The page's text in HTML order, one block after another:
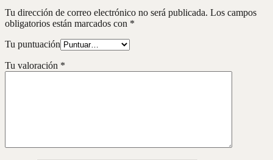
Tu dirección de correo electrónico no será publicada. Los campos
obligatorios están marcados con *
Tu puntuación
Tu valoración *